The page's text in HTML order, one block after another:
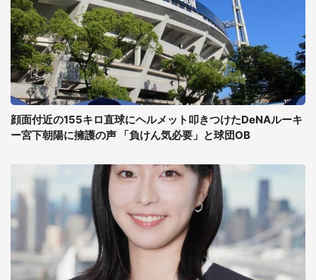
顔面付近の155キロ直球にヘルメット叩きつけたDeNAルーキ
ー宮下朝陽に擁護の声 「負けん気必要」と球団OB